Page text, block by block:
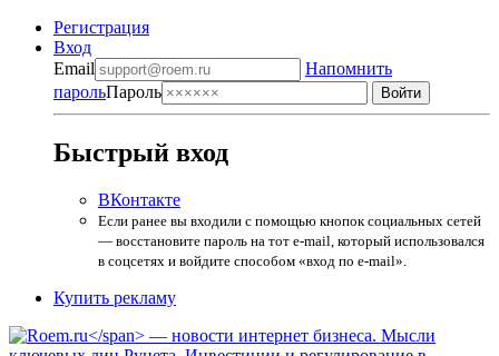
Регистрация
Вход
Email
Напомнить
парольПароль
Быстрый вход
ВКонтакте
Если ранее вы входили с помощью кнопок социальных сетей
— восстановите пароль на тот e-mail, который использовался
в соцсетях и войдите способом «вход по e-mail».
Купить рекламу